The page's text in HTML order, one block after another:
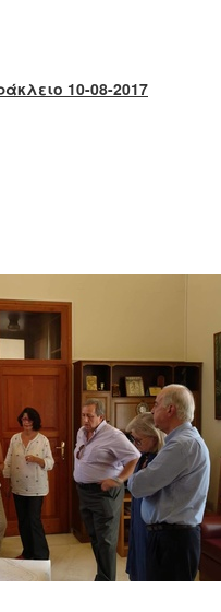
10-08-2017